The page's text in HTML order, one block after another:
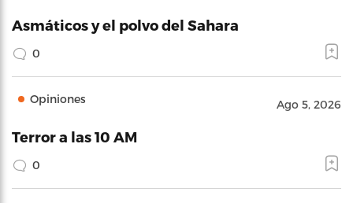
Asmáticos y el polvo del Sahara
0
Opiniones Ago 5, 2026
Terror a las 10 AM
0